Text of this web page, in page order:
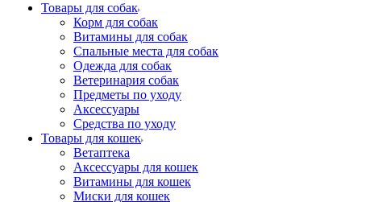
Товары для собак
Корм для собак
Витамины для собак
Спальные места для собак
Одежда для собак
Ветеринария собак
Предметы по уходу
Аксессуары
Средства по уходу
Товары для кошек
Ветаптека
Аксессуары для кошек
Витамины для кошек
Миски для кошек